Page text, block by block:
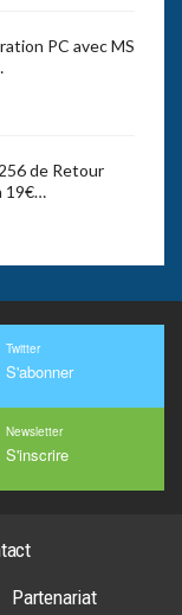
PC avec MS
de Retour
19€…
Twitter
S'abonner
Newsletter
S'inscrire
Partenariat